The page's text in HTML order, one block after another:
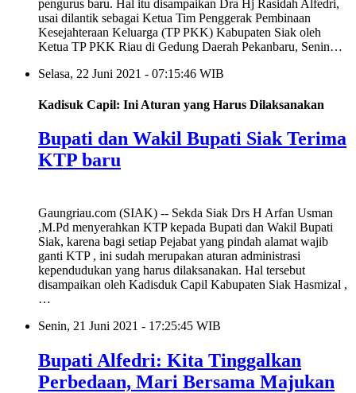
pengurus baru. Hal itu disampaikan Dra Hj Rasidah Alfedri,
usai dilantik sebagai Ketua Tim Penggerak Pembinaan
Kesejahteraan Keluarga (TP PKK) Kabupaten Siak oleh
Ketua TP PKK Riau di Gedung Daerah Pekanbaru, Senin…
Selasa, 22 Juni 2021 - 07:15:46 WIB
Kadisuk Capil: Ini Aturan yang Harus Dilaksanakan
Bupati dan Wakil Bupati Siak Terima
KTP baru
Gaungriau.com (SIAK) -- Sekda Siak Drs H Arfan Usman
,M.Pd menyerahkan KTP kepada Bupati dan Wakil Bupati
Siak, karena bagi setiap Pejabat yang pindah alamat wajib
ganti KTP , ini sudah merupakan aturan administrasi
kependudukan yang harus dilaksanakan. Hal tersebut
disampaikan oleh Kadisduk Capil Kabupaten Siak Hasmizal ,
…
Senin, 21 Juni 2021 - 17:25:45 WIB
Bupati Alfedri: Kita Tinggalkan
Perbedaan, Mari Bersama Majukan